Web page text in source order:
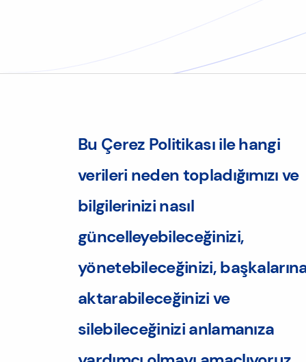
Bu Çerez Politikası ile hangi
verileri neden topladığımızı ve
bilgilerinizi nasıl
güncelleyebileceğinizi,
yönetebileceğinizi,
aktarabileceğinizi ve
silebileceğinizi anlamanıza